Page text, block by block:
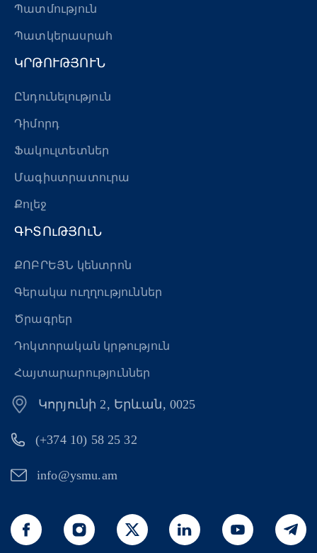
Պատմություն
Պատկերասրահ
ԿՐԹՈՒԹՅՈՒՆ
Ընդունելություն
Դիմորդ
Ֆակուլտետներ
Մագիստրատուրա
Քոլեջ
ԳԻՏՈւԹՅՈւՆ
ՔՈԲՐԵՅՆ կենտրոն
Գերակա ուղղություններ
Ծրագրեր
Դոկտորական կրթություն
Հայտարարություններ
Կորյունի 2, Երևան, 0025
(+374 10) 58 25 32
info@ysmu.am